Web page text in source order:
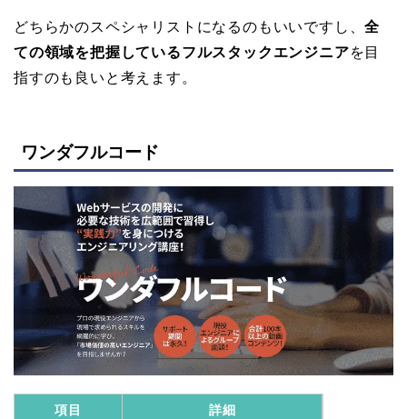
どちらかのスペシャリストになるのもいいですし、全
ての領域を把握しているフルスタックエンジニアを目
指すのも良いと考えます。
ワンダフルコード
項目
詳細